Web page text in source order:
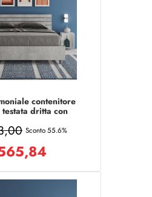
contenitore
dritta con
Sconto 55.6%